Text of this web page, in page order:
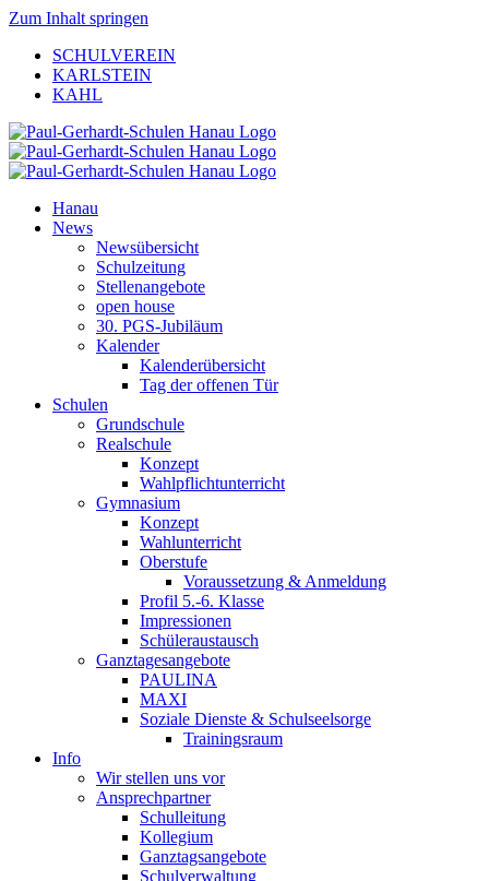
Zum Inhalt springen
SCHULVEREIN
KARLSTEIN
KAHL
Hanau
News
Newsübersicht
Schulzeitung
Stellenangebote
open house
30. PGS-Jubiläum
Kalender
Kalenderübersicht
Tag der offenen Tür
Schulen
Grundschule
Realschule
Konzept
Wahlpflichtunterricht
Gymnasium
Konzept
Wahlunterricht
Oberstufe
Voraussetzung & Anmeldung
Profil 5.-6. Klasse
Impressionen
Schüleraustausch
Ganztagesangebote
PAULINA
MAXI
Soziale Dienste & Schulseelsorge
Trainingsraum
Info
Wir stellen uns vor
Ansprechpartner
Schulleitung
Kollegium
Ganztagsangebote
Schulverwaltung